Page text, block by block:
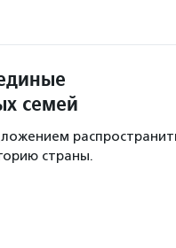
семей
страны.